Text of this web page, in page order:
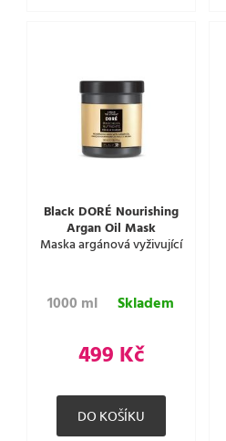
Black DORÉ Nourishing
Argan Oil Mask
Maska argánová vyživující
1000 ml Skladem
499 Kč